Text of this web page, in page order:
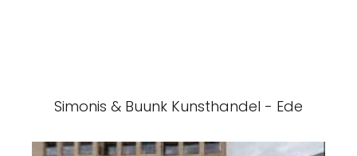
Simonis & Buunk Kunsthandel - Ede